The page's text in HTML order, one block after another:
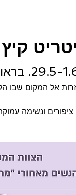
1.6. בראון ביץ' חלקידה
אל המקום שבו
ציפורים ונשימה